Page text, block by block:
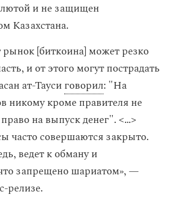
и не защищен
Казахстана.
[биткоина] может резко
и от этого могут пострадать
ат-Таусиговорил: "На
никому кроме правителя не
на выпуск денег". < … >
часто совершаются закрыто.
ведет к обману и
запрещено шариатом», —
релизе.